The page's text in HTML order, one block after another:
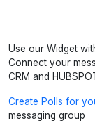
Use our Widget
Connect your
CRM and
Create Polls for
messaging group